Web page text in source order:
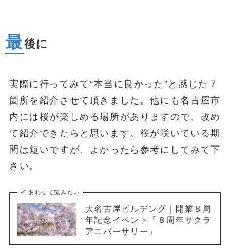
最後に
実際に行ってみて“本当に良かった”と感じた７
箇所を紹介させて頂きました。他にも名古屋市
内には桜が楽しめる場所がありますので、改め
て紹介できたらと思います。桜が咲いている期
間は短いですが、よかったら参考にしてみて下
さい。
あわせて読みたい
大名古屋ビルヂング｜開業８周
年記念イベント「８周年サクラ
アニバーサリー」